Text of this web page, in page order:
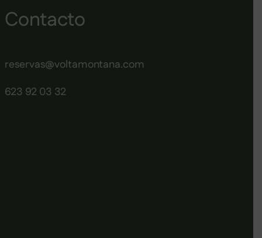
Contacto
reservas@voltamontana.com
623 92 03 32